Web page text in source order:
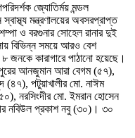
জ্যোতির্ময় মন্ডল
মন্ত্রণালয়ের অবসরপ্রাপ্ত
শম্পা ও বরগুনার সোহেল রানার দুই
বিভিন্ন সময়ে আরও বেশ
কারাগারে পাঠানো হয়েছে।
আনজুমান আরা বেগম (৫৭),
(৪৭), পটুয়াখালীর মো. নাঈম
নরসিংদীর মো. ইমরান হোসেন
নবিউল প্রকাশ নবু (৩০)। ৩০